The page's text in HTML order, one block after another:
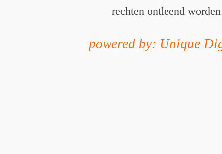
rechten ontleend worden
powered by: Unique